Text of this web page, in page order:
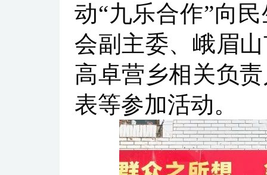
动“九乐合作”向
会副主委、峨眉
高卓营乡相关负
表等参加活动。